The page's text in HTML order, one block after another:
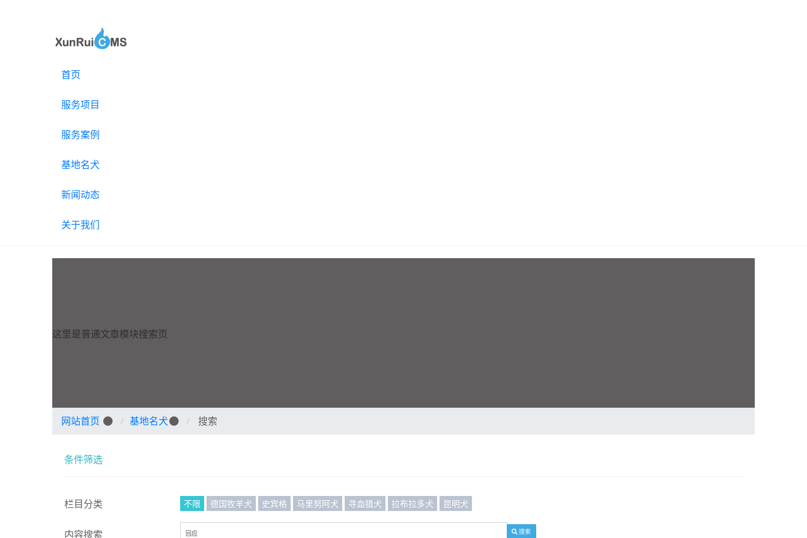
首页
服务项目
服务案例
基地名犬
新闻动态
关于我们
这里是普通文章模块搜索页
网站首页 基地名犬 搜索
条件筛选
栏目分类 不限 德国牧羊犬 史宾格 马里努阿犬 寻血猎犬 拉布拉多犬 昆明犬
内容搜索 搜索